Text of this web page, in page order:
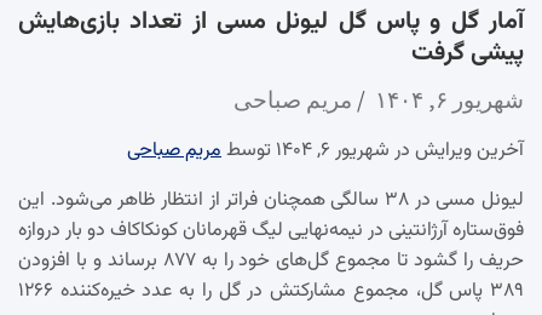
آمار گل و پاس گل لیونل مسی از تعداد بازی‌هایش
پیشی گرفت
شهریور ۶, ۱۴۰۴ مریم صباحی
آخرین ویرایش در شهریور ۶, ۱۴۰۴ توسط
مریم صباحی
لیونل مسی در ۳۸ سالگی همچنان فراتر از انتظار ظاهر می‌شود. این
فوق‌ستاره آرژانتینی در نیمه‌نهایی لیگ قهرمانان کونکاکاف دو بار دروازه
حریف را گشود تا مجموع گل‌های خود را به ۸۷۷ برساند و با افزودن
۳۸۹ پاس گل، مجموع مشارکتش در گل را به عدد خیره‌کننده ۱۲۶۶